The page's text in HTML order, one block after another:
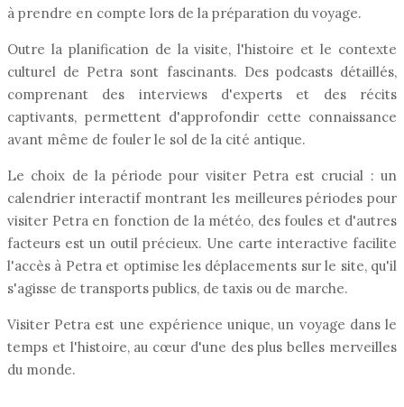
à prendre en compte lors de la préparation du voyage.
Outre la planification de la visite, l'histoire et le contexte
culturel de Petra sont fascinants. Des podcasts détaillés,
comprenant des interviews d'experts et des récits
captivants, permettent d'approfondir cette connaissance
avant même de fouler le sol de la cité antique.
Le choix de la période pour visiter Petra est crucial : un
calendrier interactif montrant les meilleures périodes pour
visiter Petra en fonction de la météo, des foules et d'autres
facteurs est un outil précieux. Une carte interactive facilite
l'accès à Petra et optimise les déplacements sur le site, qu'il
s'agisse de transports publics, de taxis ou de marche.
Visiter Petra est une expérience unique, un voyage dans le
temps et l'histoire, au cœur d'une des plus belles merveilles
du monde.